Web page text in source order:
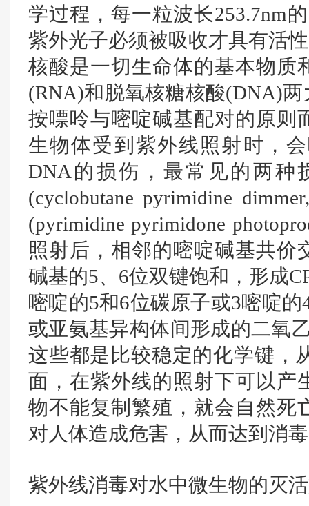
学过程，每一粒波长253.7nm
紫外光子必须被吸收才具有活
核酸是一切生命体的基本物质
(RNA)和脱氧核糖核酸(DNA)
按嘌呤与嘧啶碱基配对的原则
生物体受到紫外线照射时，
DNA的损伤，最常见的两种
(cyclobutane pyrimidine
(pyrimidine pyrimidone
照射后，相邻的嘧啶碱基共价
碱基的5、6位双键饱和，形成
嘧啶的5和6位碳原子或3嘧啶
或亚氨基异构体间形成的二氧
这些都是比较稳定的化学键，
面，在紫外线的照射下可以产
物不能复制繁殖，就会自然死
对人体造成危害，从而达到消
紫外线消毒对水中微生物的灭